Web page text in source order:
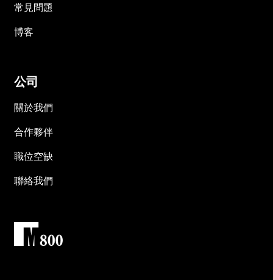
常見問題
博客
公司
關於我們
合作夥伴
職位空缺
聯絡我們